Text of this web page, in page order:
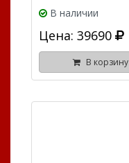
В наличии
Цена: 39690
В корзину